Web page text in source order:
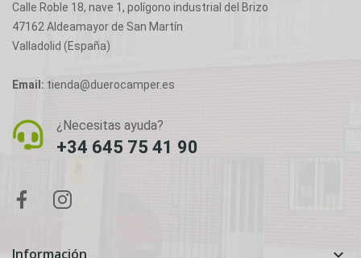
Calle Roble 18, nave 1, polígono industrial del Brizo
47162 Aldeamayor de San Martín
Valladolid (España)
Email: tienda@duerocamper.es
¿Necesitas ayuda?
+34 645 75 41 90
Información